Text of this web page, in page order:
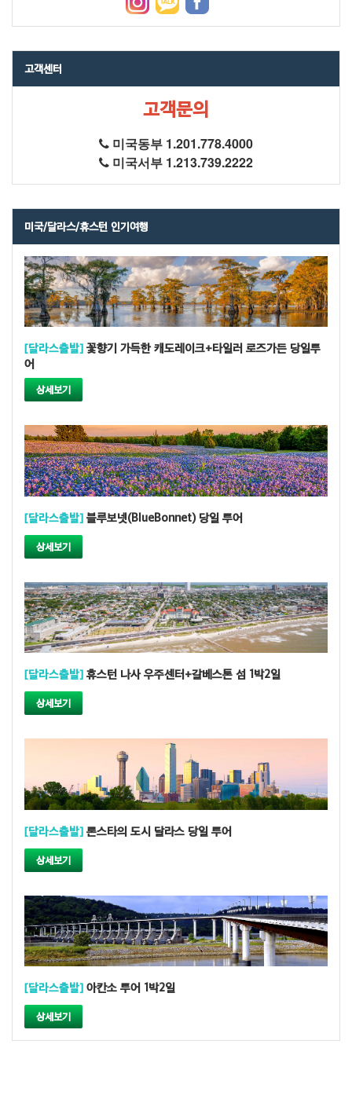
고객센터
고객문의
미국동부 1.201.778.4000
미국서부 1.213.739.2222
미국/달라스/휴스턴 인기여행
[달라스출발] 꽃향기 가득한 캐도레이크+타일러 로즈가든 당일투
어
상세보기
[달라스출발] 블루보넷(BlueBonnet) 당일 투어
상세보기
[달라스출발] 휴스턴 나사 우주센터+갈베스톤 섬 1박2일
상세보기
[달라스출발] 론스타의 도시 달라스 당일 투어
상세보기
[달라스출발] 아칸소 투어 1박2일
상세보기